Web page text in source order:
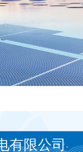
有限公司